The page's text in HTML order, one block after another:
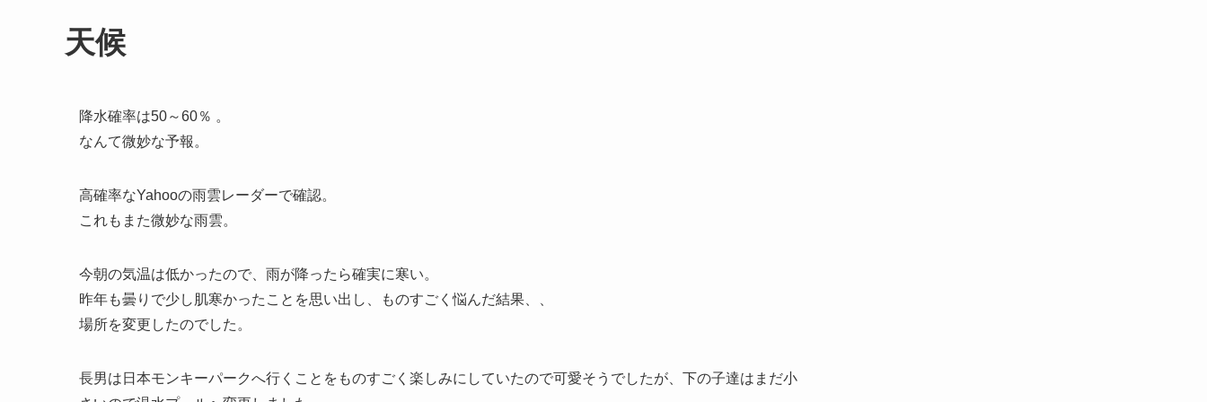
天候
降水確率は50～60％ 。
なんて微妙な予報。
高確率なYahooの雨雲レーダーで確認。
これもまた微妙な雨雲。
今朝の気温は低かったので、雨が降ったら確実に寒い。
昨年も曇りで少し肌寒かったことを思い出し、ものすごく悩んだ結果、、
場所を変更したのでした。
長男は日本モンキーパークへ行くことをものすごく楽しみにしていたので可愛そうでしたが、下の子達はまだ小